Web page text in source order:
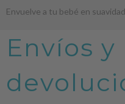
Envuelve a tu bebé en
Envíos y